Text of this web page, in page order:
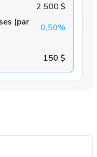
2 500 $
(par
0,50%
150 $